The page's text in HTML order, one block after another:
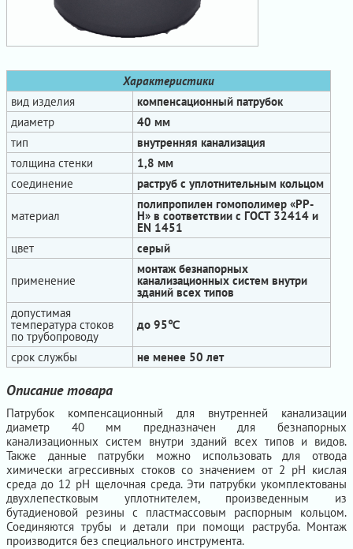
Характеристики
вид изделия
компенсационный патрубок
диаметр
40 мм
тип
внутренняя канализация
толщина стенки
1,8 мм
соединение
раструб с уплотнительным кольцом
материал
полипропилен гомополимер «PP-
H» в соответствии с ГОСТ 32414 и
EN 1451
цвет
серый
применение
монтаж безнапорных
канализационных систем внутри
зданий всех типов
допустимая
температура стоков
по трубопроводу
до 95℃
срок службы не менее 50 лет
Описание товара
Патрубок компенсационный для внутренней канализации
диаметр 40 мм предназначен для безнапорных
канализационных систем внутри зданий всех типов и видов.
Также данные патрубки можно использовать для отвода
химически агрессивных стоков со значением от 2 рН кислая
среда до 12 рН щелочная среда. Эти патрубки укомплектованы
двухлепестковым уплотнителем, произведенным из
бутадиеновой резины с пластмассовым распорным кольцом.
Соединяются трубы и детали при помощи раструба. Монтаж
производится без специального инструмента.